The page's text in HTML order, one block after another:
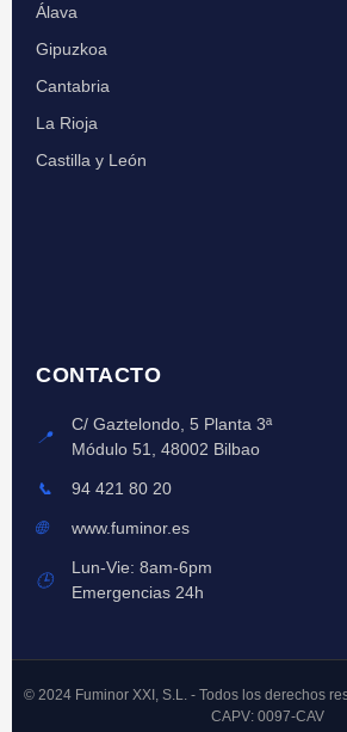
Álava
Gipuzkoa
Cantabria
La Rioja
Castilla y León
CONTACTO
📍
C/ Gaztelondo, 5 Planta 3ª
Módulo 51, 48002 Bilbao
📞 94 421 80 20
🌐 www.fuminor.es
🕒
Lun-Vie: 8am-6pm
Emergencias 24h
© 2024 Fuminor XXI, S.L. - Todos los derechos
CAPV: 0097-CAV